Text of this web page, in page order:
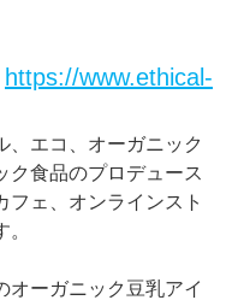
https://www.ethical-
、エコ、オーガニック
ク食品のプロデュース
フェ、オンラインスト
オーガニック豆乳アイ